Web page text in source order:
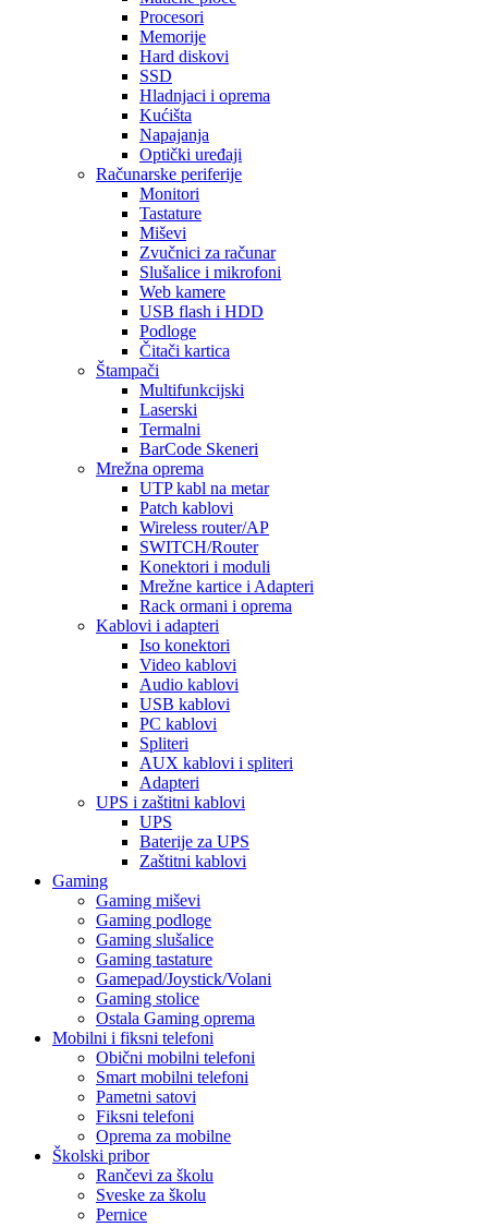
Procesori
Memorije
Hard diskovi
SSD
Hladnjaci i oprema
Kućišta
Napajanja
Optički uređaji
Računarske periferije
Monitori
Tastature
Miševi
Zvučnici za računar
Slušalice i mikrofoni
Web kamere
USB flash i HDD
Podloge
Čitači kartica
Štampači
Multifunkcijski
Laserski
Termalni
BarCode Skeneri
Mrežna oprema
UTP kabl na metar
Patch kablovi
Wireless router/AP
SWITCH/Router
Konektori i moduli
Mrežne kartice i Adapteri
Rack ormani i oprema
Kablovi i adapteri
Iso konektori
Video kablovi
Audio kablovi
USB kablovi
PC kablovi
Spliteri
AUX kablovi i spliteri
Adapteri
UPS i zaštitni kablovi
UPS
Baterije za UPS
Zaštitni kablovi
Gaming
Gaming miševi
Gaming podloge
Gaming slušalice
Gaming tastature
Gamepad/Joystick/Volani
Gaming stolice
Ostala Gaming oprema
Mobilni i fiksni telefoni
Obični mobilni telefoni
Smart mobilni telefoni
Pametni satovi
Fiksni telefoni
Oprema za mobilne
Školski pribor
Rančevi za školu
Sveske za školu
Pernice